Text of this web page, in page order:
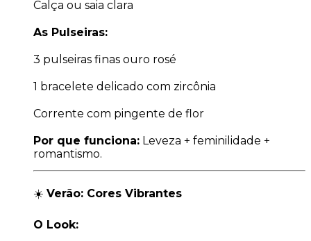
Calça ou saia clara
As Pulseiras:
3 pulseiras finas ouro rosé
1 bracelete delicado com zircônia
Corrente com pingente de flor
Por que funciona: Leveza + feminilidade +
romantismo.
☀️ Verão: Cores Vibrantes
O Look: